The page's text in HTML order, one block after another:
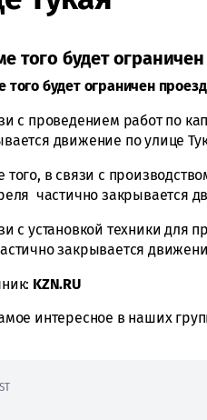
того будет
того будет ограничен
с проведением работ по
движение по улице
того, в связи с
частично закрывается
с установкой техники для
закрывается
KZN.RU
интересное в наших